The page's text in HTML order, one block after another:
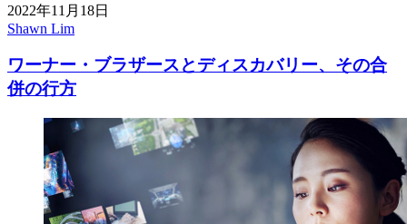
2022年11月18日
Shawn Lim
ワーナー・ブラザースとディスカバリー、その合
併の行方